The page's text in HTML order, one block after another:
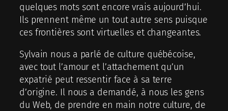
quelques mots sont encore vrais aujourd’hui.
Ils prennent même un tout autre sens puisque
ces frontières sont virtuelles et changeantes.
Sylvain nous a parlé de culture québécoise,
avec tout l’amour et l’attachement qu’un
expatrié peut ressentir face à sa terre
d’origine. Il nous a demandé, à nous les gens
du Web, de prendre en main notre culture, de